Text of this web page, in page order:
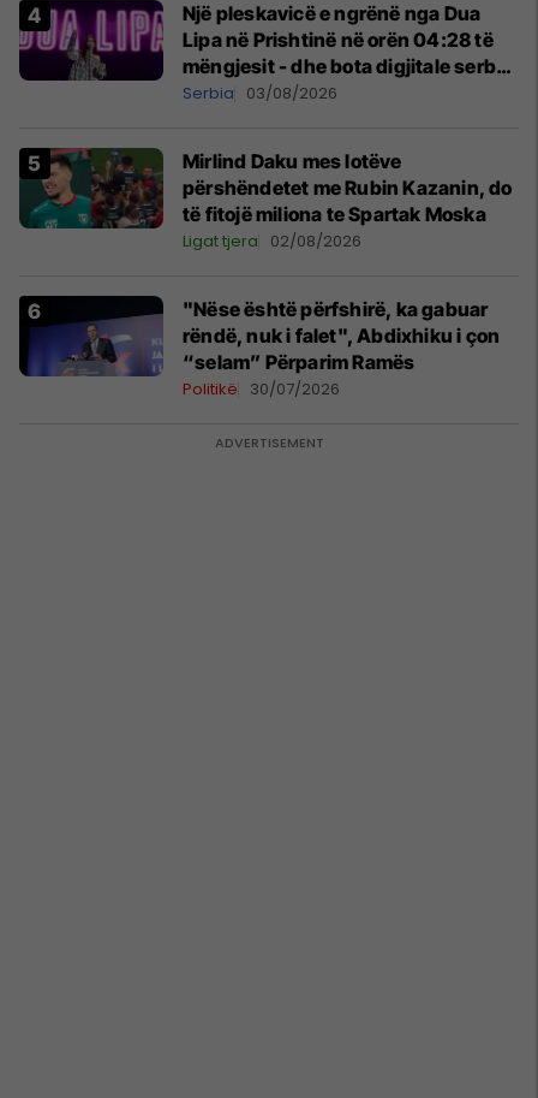
Një pleskavicë e ngrënë nga Dua
Lipa në Prishtinë në orën 04:28 të
mëngjesit - dhe bota digjitale serbe
shpall gjendjen e luftës
Serbia 03/08/2026
Mirlind Daku mes lotëve
përshëndetet me Rubin Kazanin, do
të fitojë miliona te Spartak Moska
Ligat tjera 02/08/2026
"Nëse është përfshirë, ka gabuar
rëndë, nuk i falet", Abdixhiku i çon
“selam” Përparim Ramës
Politikë 30/07/2026